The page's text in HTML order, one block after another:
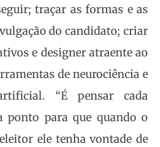
traçar as formas e as
do candidato; criar
e designer atraente ao
de neurociência e
“É pensar cada
ponto para que quando o
ele tenha vontade de